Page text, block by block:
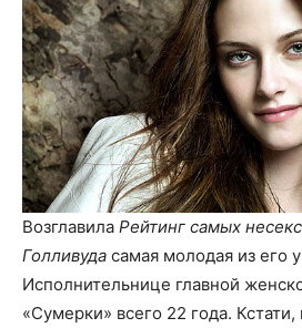
Возглавила Рейтинг самых
Голливуда самая молодая из его
Исполнительнице главной
«Сумерки» всего 22 года.